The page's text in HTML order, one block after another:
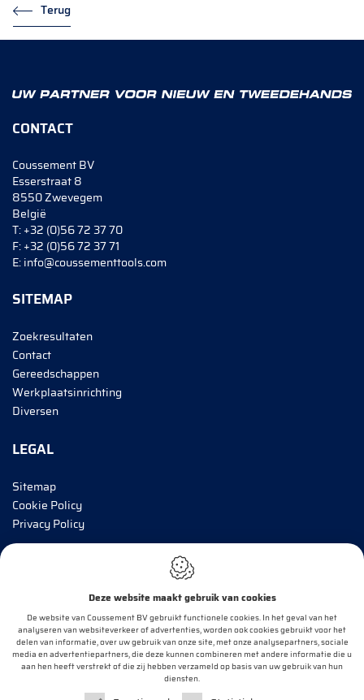
Terug
CONTACT
Coussement BV
Esserstraat 8
8550 Zwevegem
België
T:+32 (0)56 72 37 70
F:+32 (0)56 72 37 71
E:info@coussementtools.com
SITEMAP
Zoekresultaten
Contact
Gereedschappen
Werkplaatsinrichting
Diversen
LEGAL
Sitemap
Cookie Policy
Privacy Policy
BRENG MIJ OP DE HOOGTE!
E-mail*
OK
Deze website maakt gebruik van cookies
De website van Coussement BV gebruikt functionele cookies. In het geval van het
analyseren van websiteverkeer of advertenties, worden ook cookies gebruikt voor het
delen van informatie, over uw gebruik van onze site, met onze analysepartners, sociale
media en advertentiepartners, die deze kunnen combineren met andere informatie die u
aan hen heeft verstrekt of die zij hebben verzameld op basis van uw gebruik van hun
diensten.